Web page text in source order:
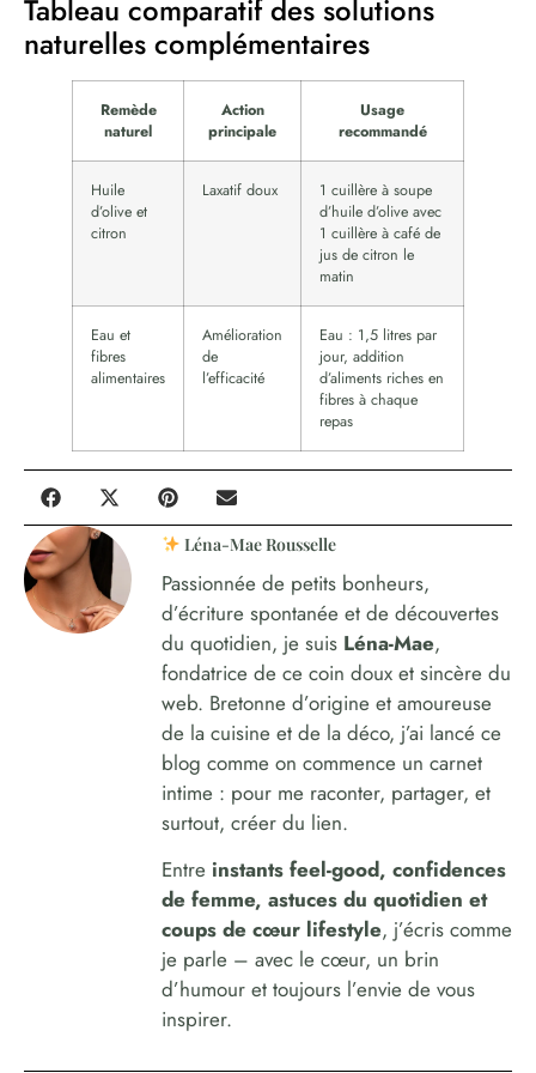
Tableau comparatif des solutions
naturelles complémentaires
Remède
naturel
Action
principale
Usage
recommandé
Huile
d’olive et
citron
Laxatif doux
1 cuillère à soupe
d’huile d’olive avec
1 cuillère à café de
jus de citron le
matin
Eau et
fibres
alimentaires
Amélioration
de
l’efficacité
Eau : 1,5 litres par
jour, addition
d’aliments riches en
fibres à chaque
repas
Léna-Mae Rousselle
Passionnée de petits bonheurs,
d’écriture spontanée et de découvertes
du quotidien, je suis Léna-Mae,
fondatrice de ce coin doux et sincère du
web. Bretonne d’origine et amoureuse
de la cuisine et de la déco, j’ai lancé ce
blog comme on commence un carnet
intime : pour me raconter, partager, et
surtout, créer du lien.
Entre instants feel-good, confidences
de femme, astuces du quotidien et
coups de cœur lifestyle, j’écris comme
je parle – avec le cœur, un brin
d’humour et toujours l’envie de vous
inspirer.